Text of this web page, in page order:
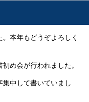
本年もどうぞよろしく
め会が行われました。
集中して書いていまし